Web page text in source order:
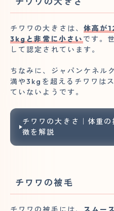
チワワの大きさは、 体高が
3kgと非常に小さい です。
して認定されています。
ちなみに、ジャパンケネル
満や3kgを超えるチワワは
ていないようです。
チワワの大きさ｜体重
徴を解説
チワワの被毛